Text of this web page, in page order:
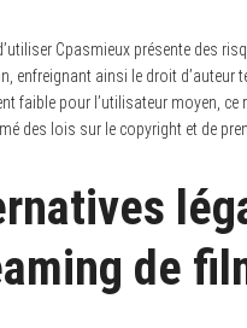
Cpasmieux présente des
enfreignant ainsi le droit d’auteur
faible pour l’utilisateur moyen,
des lois sur le copyright et de
de